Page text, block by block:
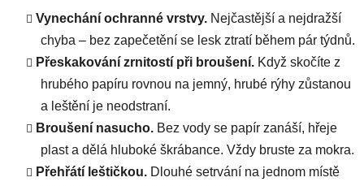
Vynechání ochranné vrstvy. Nejčastější a nejdražší
chyba – bez zapečetění se lesk ztratí během pár týdnů.
Přeskakování zrnitostí při broušení. Když skočíte z
hrubého papíru rovnou na jemný, hrubé rýhy zůstanou
a leštění je neodstraní.
Broušení nasucho. Bez vody se papír zanáší, hřeje
plast a dělá hluboké škrábance. Vždy bruste za mokra.
Přehřátí leštičkou. Dlouhé setrvání na jednom místě